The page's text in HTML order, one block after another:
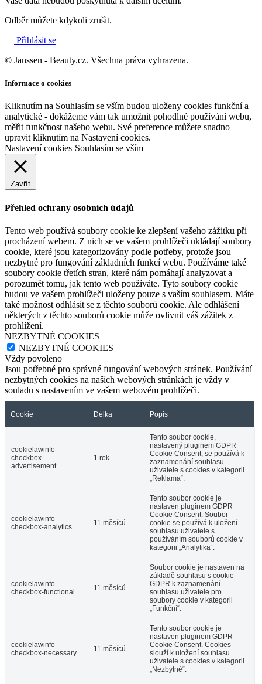
Odběr můžete kdykoli zrušit.
Přihlásit se
© Janssen - Beauty.cz. Všechna práva vyhrazena.
Informace o cookies
Kliknutím na Souhlasím se vším budou uloženy cookies funkční a
analytické - dokážeme vám tak umožnit pohodlné používání webu,
měřit funkčnost našeho webu. Své preference můžete snadno
upravit kliknutím na Nastavení cookies.
Nastavení cookies Souhlasím se vším
Zavřít
Přehled ochrany osobních údajů
Tento web používá soubory cookie ke zlepšení vašeho zážitku při
procházení webem. Z nich se ve vašem prohlížeči ukládají soubory
cookie, které jsou kategorizovány podle potřeby, protože jsou
nezbytné pro fungování základních funkcí webu. Používáme také
soubory cookie třetích stran, které nám pomáhají analyzovat a
porozumět tomu, jak tento web používáte. Tyto soubory cookie
budou ve vašem prohlížeči uloženy pouze s vaším souhlasem. Máte
také možnost odhlásit se z těchto souborů cookie. Ale odhlášení
některých z těchto souborů cookie může ovlivnit váš zážitek z
prohlížení.
NEZBYTNÉ COOKIES
NEZBYTNÉ COOKIES
Vždy povoleno
Jsou potřebné pro správné fungování webových stránek. Používání
nezbytných cookies na našich webových stránkách je vždy v
souladu s nastavením ve vašem webovém prohlížeči.
Cookie Délka Popis
cookielawinfo-
checkbox-
advertisement
1 rok
Tento soubor cookie,
nastavený pluginem GDPR
Cookie Consent, se používá k
zaznamenání souhlasu
uživatele s cookies v kategorii
„Reklama“.
cookielawinfo-
checkbox-analytics
11 měsíců
Tento soubor cookie je
nastaven pluginem GDPR
Cookie Consent. Soubor
cookie se používá k uložení
souhlasu uživatele s
používáním souborů cookie v
kategorii „Analytika“.
cookielawinfo-
checkbox-functional
11 měsíců
Soubor cookie je nastaven na
základě souhlasu s cookie
GDPR k zaznamenání
souhlasu uživatele pro
soubory cookie v kategorii
„Funkční“.
cookielawinfo-
checkbox-necessary
11 měsíců
Tento soubor cookie je
nastaven pluginem GDPR
Cookie Consent. Cookies
slouží k uložení souhlasu
uživatele s cookies v kategorii
„Nezbytné“.